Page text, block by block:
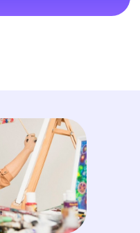
в